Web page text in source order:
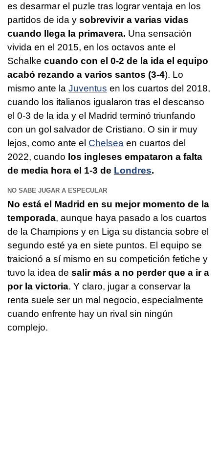
es desarmar el puzle tras lograr ventaja en los
partidos de ida y sobrevivir a varias vidas
cuando llega la primavera. Una sensación
vivida en el 2015, en los octavos ante el
Schalke cuando con el 0-2 de la ida el equipo
acabó rezando a varios santos (3-4). Lo
mismo ante la Juventus en los cuartos del 2018,
cuando los italianos igualaron tras el descanso
el 0-3 de la ida y el Madrid terminó triunfando
con un gol salvador de Cristiano. O sin ir muy
lejos, como ante el Chelsea en cuartos del
2022, cuando los ingleses empataron a falta
de media hora el 1-3 de Londres.
NO SABE JUGAR A ESPECULAR
No está el Madrid en su mejor momento de la
temporada, aunque haya pasado a los cuartos
de la Champions y en Liga su distancia sobre el
segundo esté ya en siete puntos. El equipo se
traicionó a sí mismo en su competición fetiche y
tuvo la idea de salir más a no perder que a ir a
por la victoria. Y claro, jugar a conservar la
renta suele ser un mal negocio, especialmente
cuando enfrente hay un rival sin ningún
complejo.